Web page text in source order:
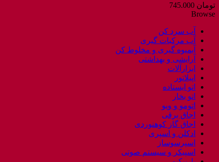
تومان
Browse
آب سرد کن
آب مرکبات گیری
آبمیوه گیری و مخلوط کن
آرایشی و بهداشتی
ابزارآلات
اپیلاتور
اتو ایستاده
اتو بخار
اتومو و ویو
اجاق برقی
اجاق گاز کوهنوردی
ادکلن و اسپری
اسپرسوساز
اسپیکر و سیستم صوتی